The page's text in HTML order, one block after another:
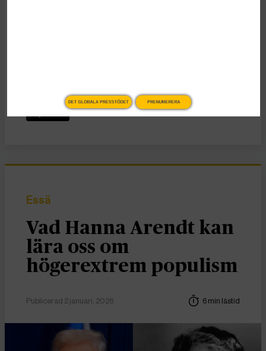
Essä
Vad Hanna Arendt kan
lära oss om
högerextrem populism
Publicerad 2 januari, 2026 6 min lästid
DET GLOBALA PRESSTÖDET PRENUMERERA